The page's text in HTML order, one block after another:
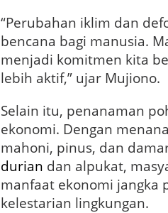
“Perubahan iklim dan
bencana bagi manusia.
menjadi komitmen kita
lebih aktif,” ujar Mujiono.
Selain itu, penanaman
ekonomi. Dengan
mahoni, pinus, dan
durian dan alpukat,
manfaat ekonomi jangka
kelestarian lingkungan.